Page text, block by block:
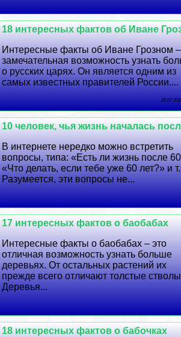
18 интересных фактов об Иване
Интересные факты об Иване Грозном –
замечательная возможность узнать
о русских царях. Он является одним из
самых известных правителей России....
28 07
10 человек, чья жизнь началась
В интернете нередко можно встретить
вопросы, типа: «Есть ли жизнь после
«Что делать, если тебе уже 60 лет?» и
Разумеется, эти вопросы не...
17 интересных фактов о баобабах
Интересные факты о баобабах – это
отличная возможность узнать больше
деревьях. От остальных растений их
прежде всего отличают толстые
Деревья...
18 интересных фактов о бабочках